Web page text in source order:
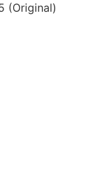
(Original)